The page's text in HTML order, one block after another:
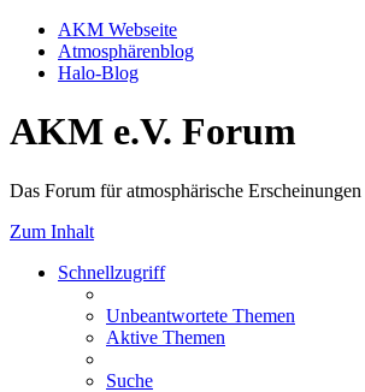
AKM Webseite
Atmosphärenblog
Halo-Blog
AKM e.V. Forum
Das Forum für atmosphärische Erscheinungen
Zum Inhalt
Schnellzugriff
Unbeantwortete Themen
Aktive Themen
Suche